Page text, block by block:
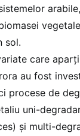
sol.
care
au fost
procese de
uni-
și multi-